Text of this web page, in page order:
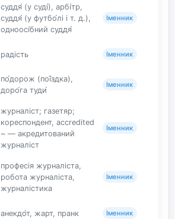
суддя́ (у суді́), арбі́тр,
суддя́ (у футбо́лі і т. д.),
одноосі́бний суддя́
Іменник
радість Іменник
по́дорож (пої́здка),
доро́га туди́
Іменник
журналіст; газетяр;
кореспондент, accredited
~ — акредитований
журналіст
Іменник
професія журналіста,
робота журналіста,
журналістика
Іменник
анекдо́т, жарт, пранк Іменник